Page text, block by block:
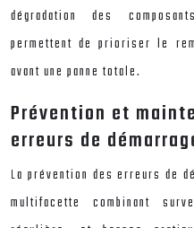
dégradation des
permettent de prioriser le
avant une panne totale.
Prévention et
erreurs de
La prévention des erreurs de
multifacette combinant